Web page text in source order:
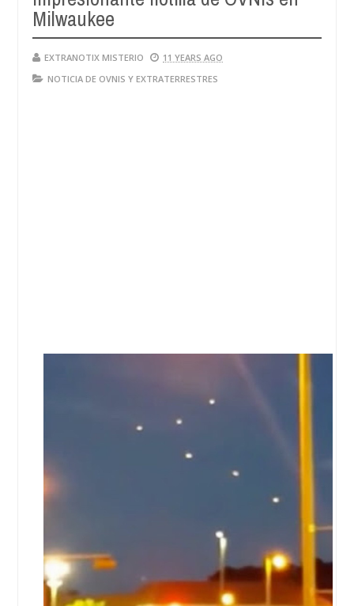
Milwaukee
EXTRANOTIX MISTERIO
11 YEARS AGO
NOTICIA DE OVNIS Y EXTRATERRESTRES